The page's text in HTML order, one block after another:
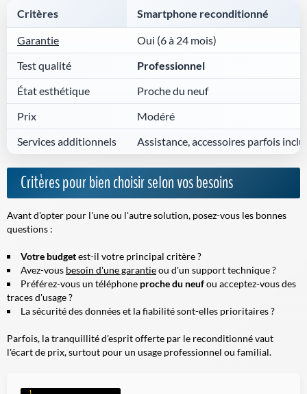
Critères Smartphone reconditionné
Garantie
Oui (6 à 24 mois)
Test qualité
Professionnel
État esthétique
Proche du neuf
Prix
Modéré
Services additionnels
Assistance, accessoires parfois
Critères pour bien choisir selon vos besoins
Avant d'opter pour l'une ou l'autre solution, posez-vous les bonnes
questions :
Votre budgetest-il votre principal critère ?
Avez-vous besoin d'une garantieou d'un support technique ?
Préférez-vous un téléphone proche du neufou acceptez-vous des
traces d'usage ?
La sécurité des données et la fiabilité sont-elles prioritaires ?
Parfois, la tranquillité d'esprit offerte par le reconditionné vaut
l'écart de prix, surtout pour un usage professionnel ou familial.